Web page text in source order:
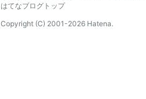
はてなブログトップ
Copyright (C) 2001-2026 Hatena.